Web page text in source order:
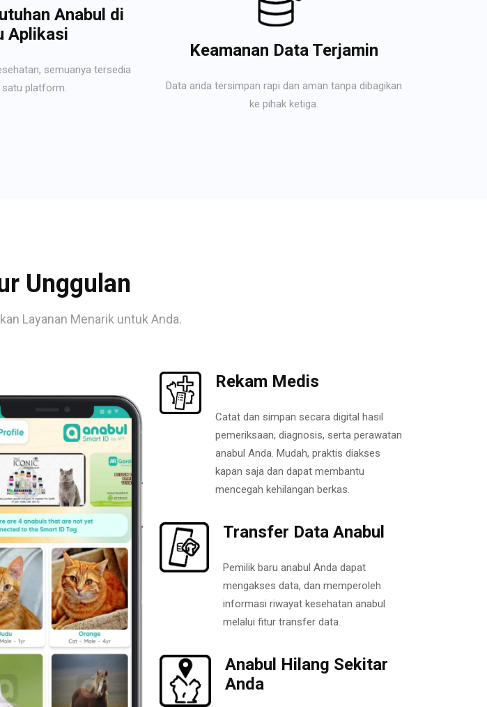
Anabul di
Aplikasi
semuanya tersedia
satu platform.
Keamanan Data Terjamin
Data anda tersimpan rapi dan aman tanpa dibagikan
ke pihak ketiga.
Unggulan
Layanan Menarik untuk Anda.
Rekam Medis
Catat dan simpan secara digital hasil
pemeriksaan, diagnosis, serta perawatan
anabul Anda. Mudah, praktis diakses
kapan saja dan dapat membantu
mencegah kehilangan berkas.
Transfer Data Anabul
Pemilik baru anabul Anda dapat
mengakses data, dan memperoleh
informasi riwayat kesehatan anabul
melalui fitur transfer data.
Anabul Hilang Sekitar
Anda